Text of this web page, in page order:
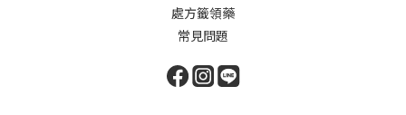
處方籤領藥
常見問題